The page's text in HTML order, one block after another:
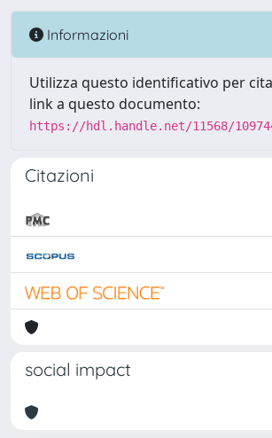
Informazioni
Utilizza questo identificativo per
link a questo documento:
https://hdl.handle.net/11568/
Citazioni
social impact